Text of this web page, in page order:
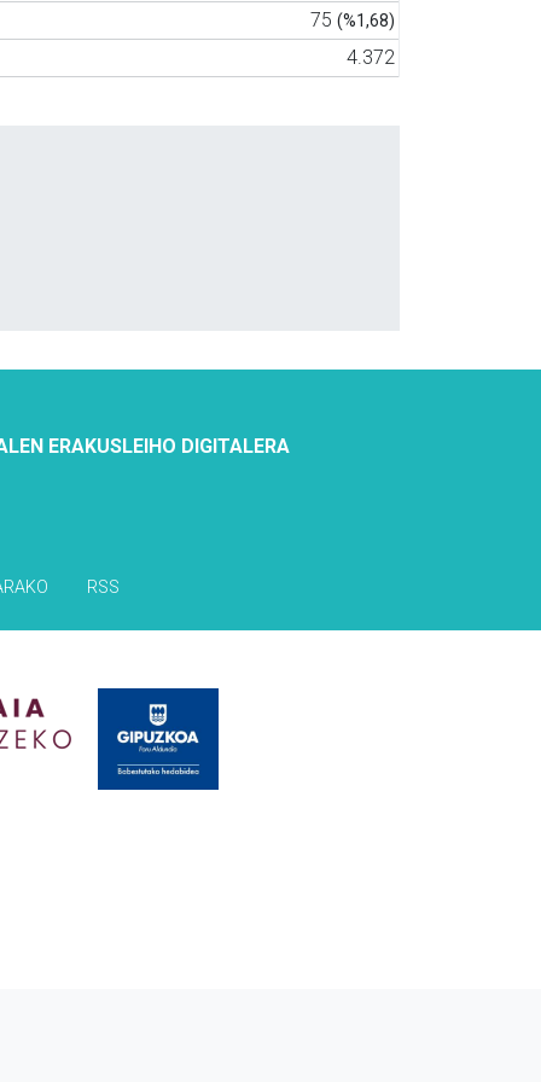
75 (%1,68)
4.372
ERAKUSLEIHO DIGITALERA
RSS